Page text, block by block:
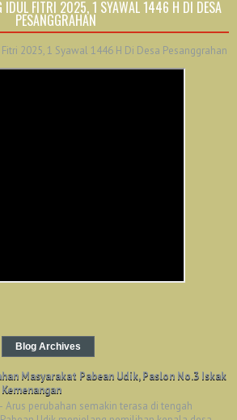
IDUL FITRI 2025, 1 SYAWAL 1446 H DI DESA
PESANGGRAHAN
2025, 1 Syawal 1446 H Di Desa Pesanggrahan
Blog Archives
Masyarakat Pabean Udik, Paslon No.3 Iskak
Arus perubahan semakin terasa di tengah